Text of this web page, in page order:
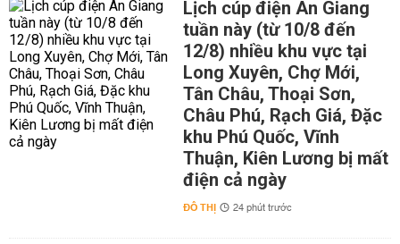
Lịch cúp điện An Giang
tuần này (từ 10/8 đến
12/8) nhiều khu vực tại
Long Xuyên, Chợ Mới,
Tân Châu, Thoại Sơn,
Châu Phú, Rạch Giá, Đặc
khu Phú Quốc, Vĩnh
Thuận, Kiên Lương bị mất
điện cả ngày
ĐÔ THỊ 24 phút trước